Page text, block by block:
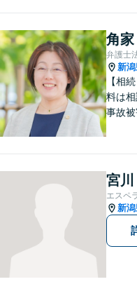
可】
てお
角
弁護士
新
【相
料は
事故被
「し
るため
す
宮
エスペ
新